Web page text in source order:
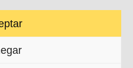
(baixos), Barcelona.